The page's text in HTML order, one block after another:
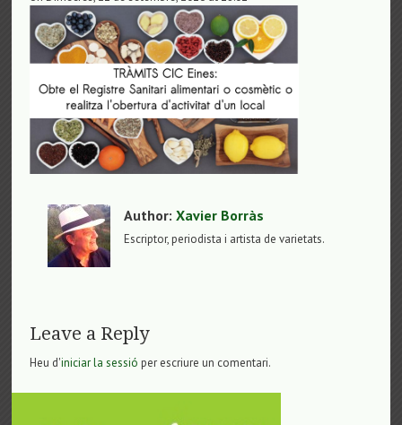
Author:Xavier Borràs
Escriptor, periodista i artista de varietats.
Leave a Reply
Heu d'iniciar la sessió per escriure un comentari.